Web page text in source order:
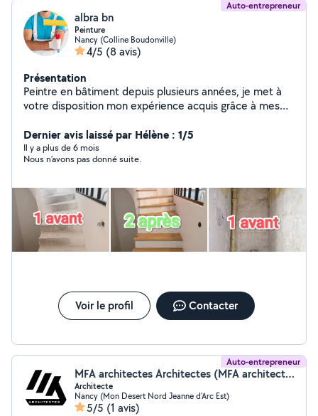
Auto-entrepreneur
albra bn
Peinture
Nancy (Colline Boudonville)
4/5 (8 avis)
Présentation
Peintre en bâtiment depuis plusieurs années, je met à
votre disposition mon expérience acquis grâce à mes
professionnalisme, attention, écoute et en respectant
les normes française. Les travaux peuvent être : -
l'enduit pose de revêtement de sol peinture intérieur et
voir directement avec vous. Je reste à votre écoute
pour tous vos projets à venir
Dernier avis laissé par Hélène : 1/5
Il y a plus de 6 mois
Nous n’avons pas donné suite.
Voir le profil Contacter
Auto-entrepreneur
MFA architectes Architectes (MFA architectes)
Architecte
Nancy (Mon Desert Nord Jeanne d'Arc Est)
5/5 (1 avis)